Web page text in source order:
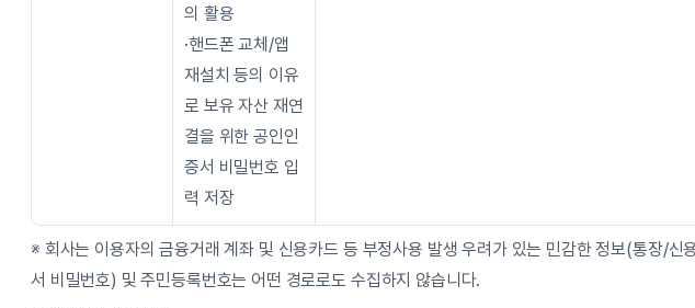
의 활용
·핸드폰 교체/앱
재설치 등의 이유
로 보유 자산 재연
결을 위한 공인인
증서 비밀번호 입
력 저장
※ 회사는 이용자의 금융거래 계좌 및 신용카드 등 부정사용 발생 우려가 있는 민감한 정보(통장/신
서 비밀번호) 및 주민등록번호는 어떤 경로로도 수집하지 않습니다.